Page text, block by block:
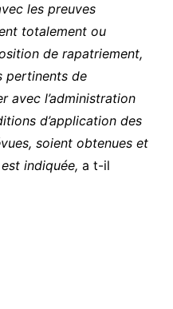
les preuves
totalement ou
de rapatriement,
pertinents de
avec l’administration
d’application des
soient obtenues et
indiquée, a t-il